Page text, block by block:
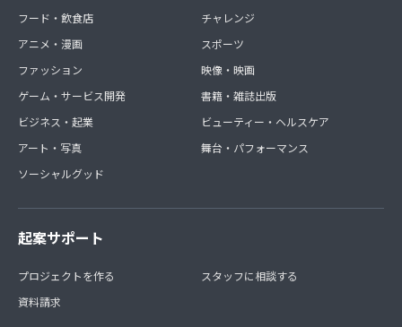
フード・飲食店
アニメ・漫画
ファッション
ゲーム・サービス開発
ビジネス・起業
アート・写真
ソーシャルグッド
チャレンジ
スポーツ
映像・映画
書籍・雑誌出版
ビューティー・ヘルスケア
舞台・パフォーマンス
起案サポート
プロジェクトを作る
資料請求
スタッフに相談する